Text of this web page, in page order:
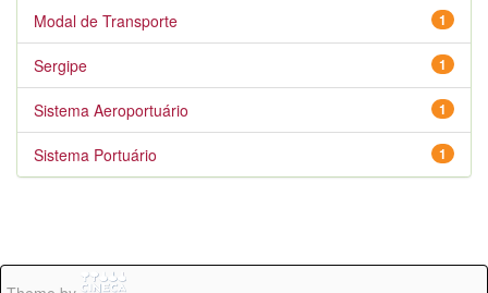
1
Modal de Transporte
1
Sergipe
1
Sistema Aeroportuário
1
Sistema Portuário